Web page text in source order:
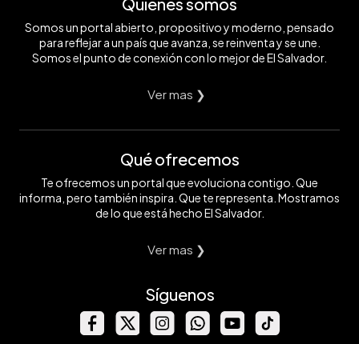
Somos un portal abierto, propositivo y moderno, pensado
para reflejar a un país que avanza, se reinventa y se une.
Somos el punto de conexión con lo mejor de El Salvador.
Ver mas ❯
Qué ofrecemos
Te ofrecemos un portal que evoluciona contigo. Que
informa, pero también inspira. Que te representa. Mostramos
de lo que está hecho El Salvador.
Ver mas ❯
Síguenos